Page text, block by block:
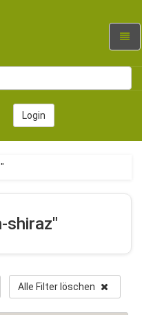
Login
shiraz"
Alle Filter löschen